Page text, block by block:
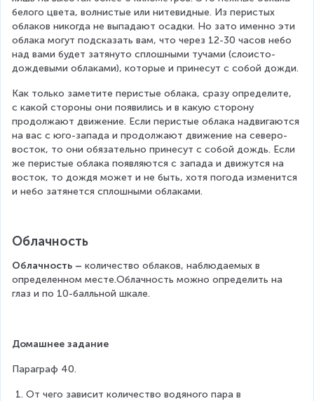
белого цвета, волнистые или нитевидные. Из перистых
облаков никогда не выпадают осадки. Но зато именно эти
облака могут подсказать вам, что через 12-30 часов небо
над вами будет затянуто сплошными тучами (слоисто-
дождевыми облаками), которые и принесут с собой дожди.
Как только заметите перистые облака, сразу определите,
с какой стороны они появились и в какую сторону
продолжают движение. Если перистые облака надвигаются
на вас с юго-запада и продолжают движение на северо-
восток, то они обязательно принесут с собой дождь. Если
же перистые облака появляются с запада и движутся на
восток, то дождя может и не быть, хотя погода изменится
и небо затянется сплошными облаками.
Облачность
Облачность – количество облаков, наблюдаемых в
определенном месте.Облачность можно определить на
глаз и по 10-балльной шкале.
Домашнее задание
Параграф 40.
От чего зависит количество водяного пара в